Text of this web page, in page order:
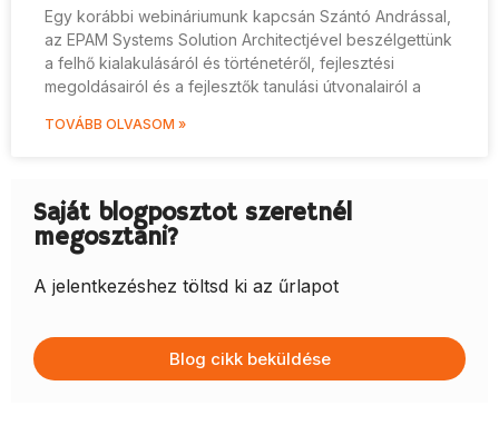
Egy korábbi webináriumunk kapcsán Szántó Andrással,
az EPAM Systems Solution Architectjével beszélgettünk
a felhő kialakulásáról és történetéről, fejlesztési
megoldásairól és a fejlesztők tanulási útvonalairól a
TOVÁBB OLVASOM »
Saját blogposztot szeretnél
megosztani?
A jelentkezéshez töltsd ki az űrlapot
Blog cikk beküldése